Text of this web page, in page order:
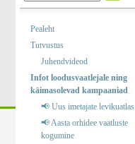
Pealeht
Tutvustus
Juhendvideod
Infot loodusvaatlejale ning
käimasolevad kampaaniad
📢 Uus imetajate levikuatlas
📢 Aasta orhidee vaatluste
kogumine